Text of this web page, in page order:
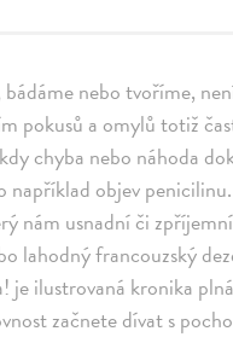
nebo tvoříme,
pokusů a omylů totiž
chyba nebo náhoda
například objev
nám usnadní či
lahodný francouzský
je ilustrovaná kronika
začnete dívat s